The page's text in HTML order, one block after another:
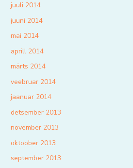
juuli 2014
juuni 2014
mai 2014
aprill 2014
märts 2014
veebruar 2014
jaanuar 2014
detsember 2013
november 2013
oktoober 2013
september 2013